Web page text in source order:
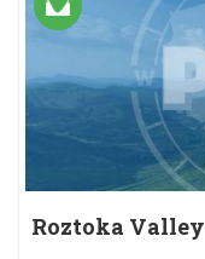
Roztoka Valley